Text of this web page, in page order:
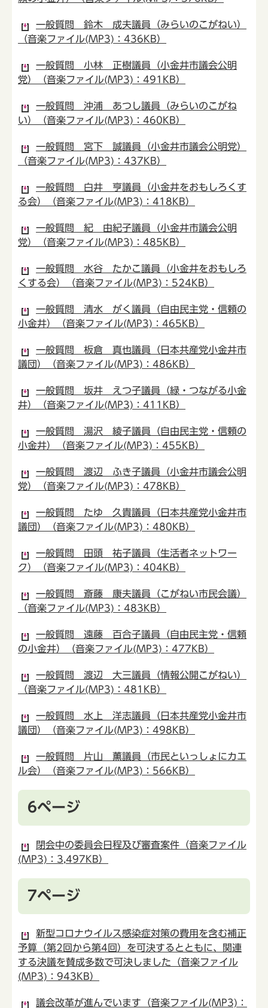
一般質問 鈴木 成夫議員（みらいのこがねい）
（音楽ファイル(MP3)：436KB）
一般質問 小林 正樹議員（小金井市議会公明
党）（音楽ファイル(MP3)：491KB）
一般質問 沖浦 あつし議員（みらいのこがね
い）（音楽ファイル(MP3)：460KB）
一般質問 宮下 誠議員（小金井市議会公明党）
（音楽ファイル(MP3)：437KB）
一般質問 白井 亨議員（小金井をおもしろくす
る会）（音楽ファイル(MP3)：418KB）
一般質問 紀 由紀子議員（小金井市議会公明
党）（音楽ファイル(MP3)：485KB）
一般質問 水谷 たかこ議員（小金井をおもしろ
くする会）（音楽ファイル(MP3)：524KB）
一般質問 清水 がく議員（自由民主党・信頼の
小金井）（音楽ファイル(MP3)：465KB）
一般質問 板倉 真也議員（日本共産党小金井市
議団）（音楽ファイル(MP3)：486KB）
一般質問 坂井 えつ子議員（緑・つながる小金
井）（音楽ファイル(MP3)：411KB）
一般質問 湯沢 綾子議員（自由民主党・信頼の
小金井）（音楽ファイル(MP3)：455KB）
一般質問 渡辺 ふき子議員（小金井市議会公明
党）（音楽ファイル(MP3)：478KB）
一般質問 たゆ 久貴議員（日本共産党小金井市
議団）（音楽ファイル(MP3)：480KB）
一般質問 田頭 祐子議員（生活者ネットワー
ク）（音楽ファイル(MP3)：404KB）
一般質問 斎藤 康夫議員（こがねい市民会議）
（音楽ファイル(MP3)：483KB）
一般質問 遠藤 百合子議員（自由民主党・信頼
の小金井）（音楽ファイル(MP3)：477KB）
一般質問 渡辺 大三議員（情報公開こがねい）
（音楽ファイル(MP3)：481KB）
一般質問 水上 洋志議員（日本共産党小金井市
議団）（音楽ファイル(MP3)：498KB）
一般質問 片山 薫議員（市民といっしょにカエ
ル会）（音楽ファイル(MP3)：566KB）
6ページ
閉会中の委員会日程及び審査案件（音楽ファイル
(MP3)：3,497KB）
7ページ
新型コロナウイルス感染症対策の費用を含む補正
予算（第2回から第4回）を可決するとともに、関連
する決議を賛成多数で可決しました（音楽ファイル
(MP3)：943KB）
議会改革が進んでいます（音楽ファイル(MP3)：